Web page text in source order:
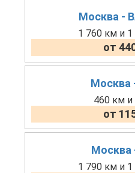
Москва -
1 760 км и
от
Москва
460 км и
от
Москва
1 790 км и